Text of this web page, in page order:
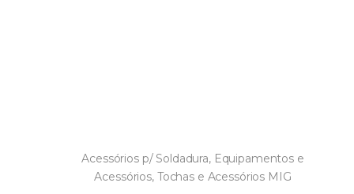
Acessórios p/ Soldadura, Equipamentos e
Acessórios, Tochas e Acessórios MIG